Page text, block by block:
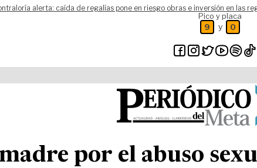
alerta: caída de regalías pone en riesgo obras e inversión en las
Pico y placa
9 y 0
por el abuso